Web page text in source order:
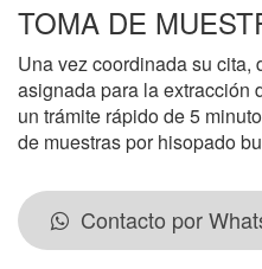
TOMA DE
Una vez coordinada su
asignada para la extracción
un trámite rápido de 5
de muestras por hisopado
Contacto por